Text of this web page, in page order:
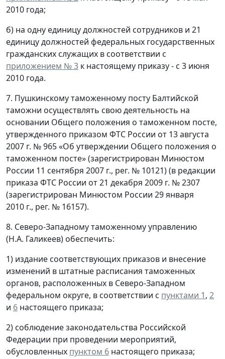
2010 года;
б) на одну единицу должностей сотрудников и 21
единицу должностей федеральных государственных
гражданских служащих в соответствии с
приложением № 3 к настоящему приказу - с 3 июня
2010 года.
7. Пушкинскому таможенному посту Балтийской
таможни осуществлять свою деятельность на
основании Общего положения о таможенном посте,
утвержденного приказом ФТС России от 13 августа
2007 г. № 965 «Об утверждении Общего положения о
таможенном посте» (зарегистрирован Минюстом
России 11 сентября 2007 г., рег. № 10121) (в редакции
приказа ФТС России от 21 декабря 2009 г. № 2307
(зарегистрирован Минюстом России 29 января
2010 г., рег. № 16157).
8. Северо-Западному таможенному управлению
(Н.А. Галикеев) обеспечить:
1) издание соответствующих приказов и внесение
изменений в штатные расписания таможенных
органов, расположенных в Северо-Западном
федеральном округе, в соответствии с пунктами 1, 2
и 6 настоящего приказа;
2) соблюдение законодательства Российской
Федерации при проведении мероприятий,
обусловленных пунктом 6 настоящего приказа;